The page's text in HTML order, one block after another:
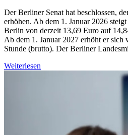
Der Berliner Senat hat beschlossen,
erhöhen. Ab dem 1. Januar 2026
Berlin von derzeit 13,69 Euro auf
Ab dem 1. Januar 2027 erhöht er
Stunde (brutto). Der Berliner
Weiterlesen